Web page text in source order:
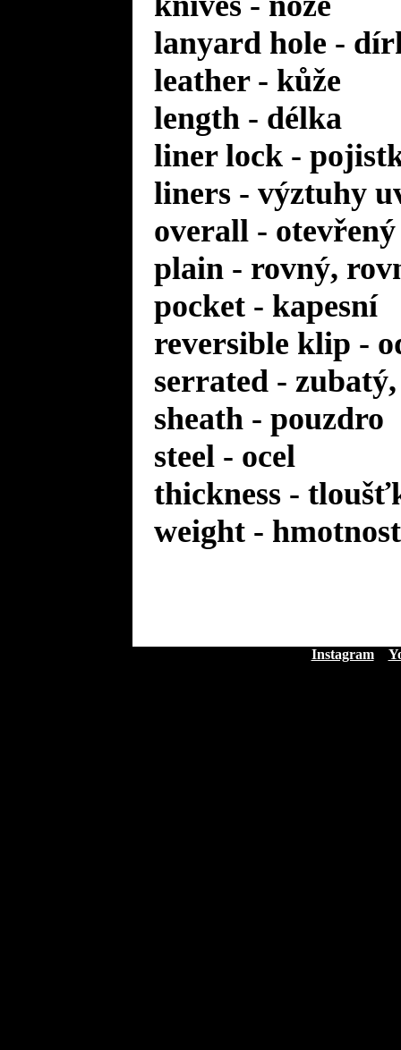
lanyard hole -
leather - kůže
length - délka
liner lock -
liners - výztuhy
overall - otevřený
plain - rovný,
pocket - kapesní
reversible klip -
serrated -
sheath - pouzdro
steel - ocel
thickness -
weight - hmotnost
Instagram